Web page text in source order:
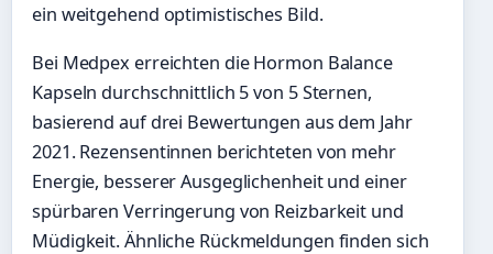
ein weitgehend optimistisches Bild.
Bei Medpex erreichten die Hormon Balance
Kapseln durchschnittlich 5 von 5 Sternen,
basierend auf drei Bewertungen aus dem Jahr
2021. Rezensentinnen berichteten von mehr
Energie, besserer Ausgeglichenheit und einer
spürbaren Verringerung von Reizbarkeit und
Müdigkeit. Ähnliche Rückmeldungen finden sich